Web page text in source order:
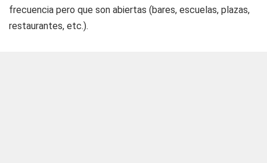
frecuencia pero que son abiertas (bares, escuelas, plazas,
restaurantes, etc.).